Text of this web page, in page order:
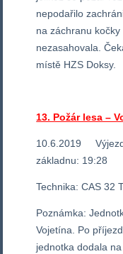
nepodařilo
na záchranu
nezasahovala.
místě HZS Doksy.
13. Požár lesa –
10.6.2019
základnu: 19:28
Technika: CAS
Poznámka:
Vojetína. Po
jednotka dodala